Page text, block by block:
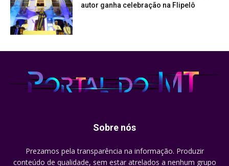
autor ganha celebração na Flipelô
Sobre nós
Prezamos pela transparência na informação. Produzir
conteúdo de qualidade, sem estar atrelados a nenhum grupo